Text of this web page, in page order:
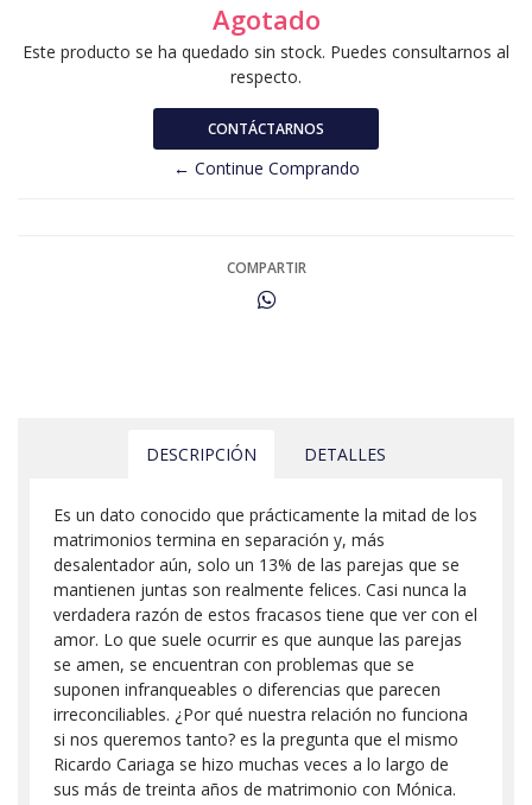
Agotado
Este producto se ha quedado sin stock. Puedes consultarnos al
respecto.
CONTÁCTARNOS
← Continue Comprando
COMPARTIR
DESCRIPCIÓN DETALLES
Es un dato conocido que prácticamente la mitad de los
matrimonios termina en separación y, más
desalentador aún, solo un 13% de las parejas que se
mantienen juntas son realmente felices. Casi nunca la
verdadera razón de estos fracasos tiene que ver con el
amor. Lo que suele ocurrir es que aunque las parejas
se amen, se encuentran con problemas que se
suponen infranqueables o diferencias que parecen
irreconciliables. ¿Por qué nuestra relación no funciona
si nos queremos tanto? es la pregunta que el mismo
Ricardo Cariaga se hizo muchas veces a lo largo de
sus más de treinta años de matrimonio con Mónica.